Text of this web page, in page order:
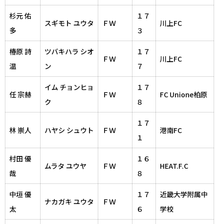
杉元 佑
多
スギモト ユウタ ＦＷ
１７
３
川上FC
椿原 詩
温
ツバキハラ シオ
ン
ＦＷ
１７
７
川上FC
任 宗赫
イム チョンヒョ
ク
ＦＷ
１７
８
FC Unione柏原
林 崇人 ハヤシ シュウト ＦＷ
１７
１
港南FC
村田 優
哉
ムラタ ユウヤ ＦＷ
１６
８
HEAT.F.C
中垣 優
太
ナカガキ ユウタ ＦＷ
１７
６
近畿大学附属中
学校